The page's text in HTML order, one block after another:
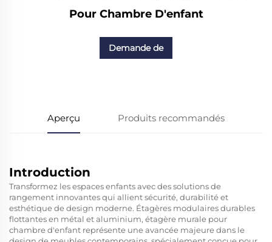
Pour Chambre D'enfant
Demande de
Aperçu Produits recommandés
Introduction
Transformez les espaces enfants avec des solutions de
rangement innovantes qui allient sécurité, durabilité et
esthétique de design moderne. Étagères modulaires durables
flottantes en métal et aluminium, étagère murale pour
chambre d'enfant représente une avancée majeure dans le